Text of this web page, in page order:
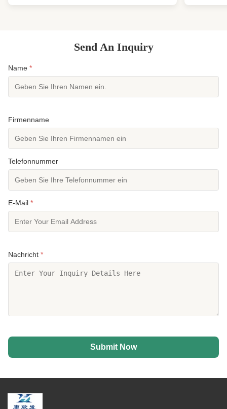
Front-/Rückreißverschluss, Springsuit, 3 mm
Send An Inquiry
Name *
Firmenname
Telefonnummer
E-Mail *
Nachricht *
Submit Now